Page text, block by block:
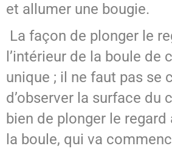
et allumer une bougie.
La façon de plonger le
l’intérieur de la boule de
unique ; il ne faut pas se
d’observer la surface du
bien de plonger le regard
la boule, qui va